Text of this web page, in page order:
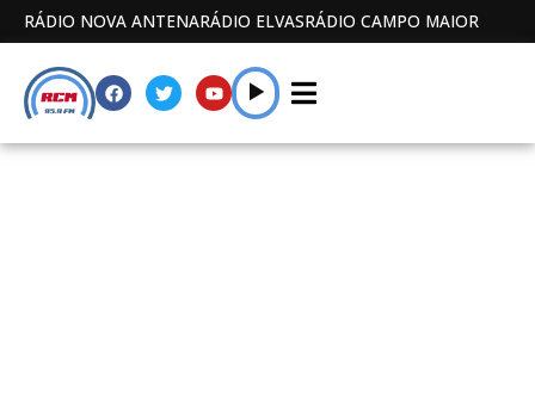
RÁDIO NOVA ANTENARÁDIO ELVASRÁDIO CAMPO MAIOR